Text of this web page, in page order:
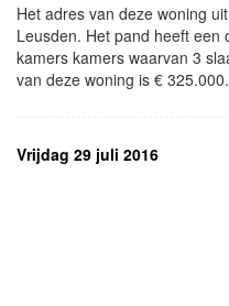
Het adres van deze woning
Leusden. Het pand heeft een
kamers kamers waarvan 3
van deze woning is € 325.000.
Vrijdag 29 juli 2016